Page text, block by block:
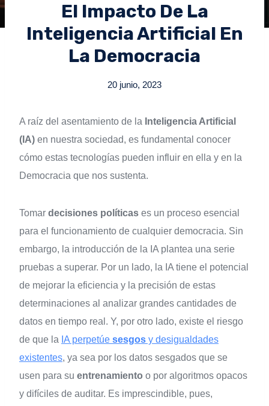
El Impacto De La
Inteligencia Artificial En
La Democracia
20 junio, 2023
A raíz del asentamiento de la Inteligencia Artificial
(IA) en nuestra sociedad, es fundamental conocer
cómo estas tecnologías pueden influir en ella y en la
Democracia que nos sustenta.
Tomar decisiones políticas es un proceso esencial
para el funcionamiento de cualquier democracia. Sin
embargo, la introducción de la IA plantea una serie
pruebas a superar. Por un lado, la IA tiene el potencial
de mejorar la eficiencia y la precisión de estas
determinaciones al analizar grandes cantidades de
datos en tiempo real. Y, por otro lado, existe el riesgo
de que la IA perpetúe sesgos y desigualdades
existentes, ya sea por los datos sesgados que se
usen para su entrenamiento o por algoritmos opacos
y difíciles de auditar. Es imprescindible, pues,